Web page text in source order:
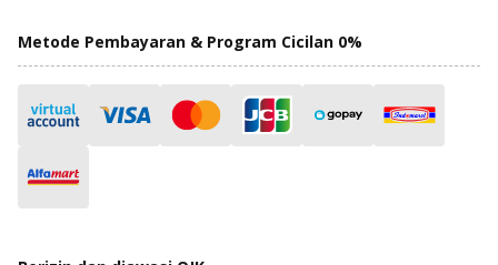
Metode Pembayaran & Program Cicilan 0%